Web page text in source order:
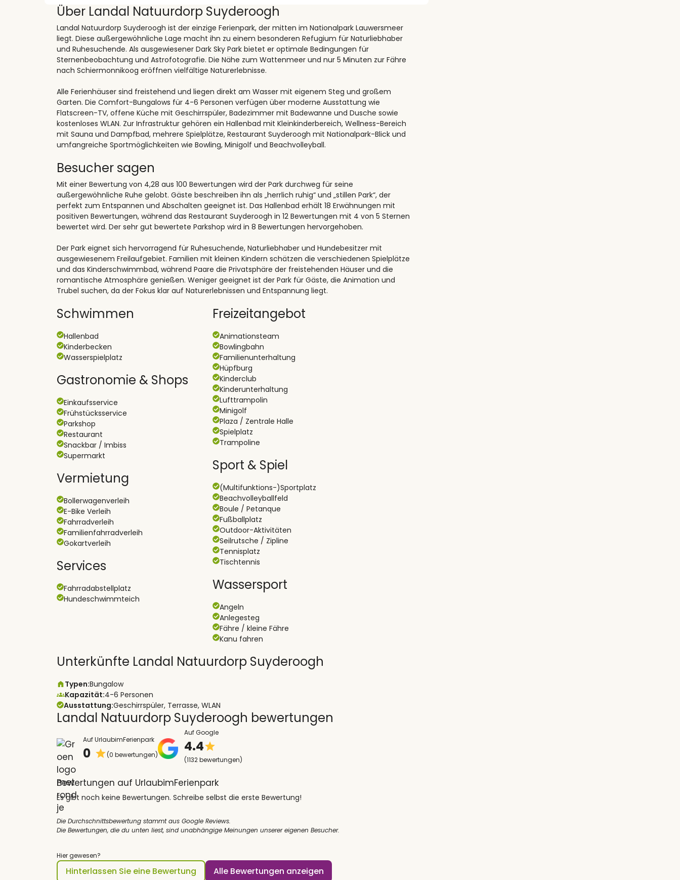
Über Landal Natuurdorp Suyderoogh
Landal Natuurdorp Suyderoogh ist der einzige Ferienpark, der mitten im Nationalpark Lauwersmeer
liegt. Diese außergewöhnliche Lage macht ihn zu einem besonderen Refugium für Naturliebhaber
und Ruhesuchende. Als ausgewiesener Dark Sky Park bietet er optimale Bedingungen für
Sternenbeobachtung und Astrofotografie. Die Nähe zum Wattenmeer und nur 5 Minuten zur Fähre
nach Schiermonnikoog eröffnen vielfältige Naturerlebnisse.
Alle Ferienhäuser sind freistehend und liegen direkt am Wasser mit eigenem Steg und großem
Garten. Die Comfort-Bungalows für 4-6 Personen verfügen über moderne Ausstattung wie
Flatscreen-TV, offene Küche mit Geschirrspüler, Badezimmer mit Badewanne und Dusche sowie
kostenloses WLAN. Zur Infrastruktur gehören ein Hallenbad mit Kleinkinderbereich, Wellness-Bereich
mit Sauna und Dampfbad, mehrere Spielplätze, Restaurant Suyderoogh mit Nationalpark-Blick und
umfangreiche Sportmöglichkeiten wie Bowling, Minigolf und Beachvolleyball.
Besucher sagen
Mit einer Bewertung von 4,28 aus 100 Bewertungen wird der Park durchweg für seine
außergewöhnliche Ruhe gelobt. Gäste beschreiben ihn als „herrlich ruhig“ und „stillen Park“, der
perfekt zum Entspannen und Abschalten geeignet ist. Das Hallenbad erhält 18 Erwähnungen mit
positiven Bewertungen, während das Restaurant Suyderoogh in 12 Bewertungen mit 4 von 5 Sternen
bewertet wird. Der sehr gut bewertete Parkshop wird in 8 Bewertungen hervorgehoben.
Der Park eignet sich hervorragend für Ruhesuchende, Naturliebhaber und Hundebesitzer mit
ausgewiesenem Freilaufgebiet. Familien mit kleinen Kindern schätzen die verschiedenen Spielplätze
und das Kinderschwimmbad, während Paare die Privatsphäre der freistehenden Häuser und die
romantische Atmosphäre genießen. Weniger geeignet ist der Park für Gäste, die Animation und
Trubel suchen, da der Fokus klar auf Naturerlebnissen und Entspannung liegt.
Schwimmen
Hallenbad
Kinderbecken
Wasserspielplatz
Gastronomie & Shops
Einkaufsservice
Frühstücksservice
Parkshop
Restaurant
Snackbar / Imbiss
Supermarkt
Vermietung
Bollerwagenverleih
E-Bike Verleih
Fahrradverleih
Familienfahrradverleih
Gokartverleih
Services
Fahrradabstellplatz
Hundeschwimmteich
Freizeitangebot
Animationsteam
Bowlingbahn
Familienunterhaltung
Hüpfburg
Kinderclub
Kinderunterhaltung
Lufttrampolin
Minigolf
Plaza / Zentrale Halle
Spielplatz
Trampoline
Sport & Spiel
(Multifunktions-)Sportplatz
Beachvolleyballfeld
Boule / Petanque
Fußballplatz
Outdoor-Aktivitäten
Seilrutsche / Zipline
Tennisplatz
Tischtennis
Wassersport
Angeln
Anlegesteg
Fähre / kleine Fähre
Kanu fahren
Unterkünfte Landal Natuurdorp Suyderoogh
Typen:Bungalow
Kapazität:4-6 Personen
Ausstattung:Geschirrspüler, Terrasse, WLAN
Landal Natuurdorp Suyderoogh bewertungen
Auf UrlaubimFerienpark
0 (0 bewertungen)
Auf Google
4.4
(1132 bewertungen)
Bewertungen auf UrlaubimFerienpark
Es gibt noch keine Bewertungen. Schreibe selbst die erste Bewertung!
Die Durchschnittsbewertung stammt aus Google Reviews.
Die Bewertungen, die du unten liest, sind unabhängige Meinungen unserer eigenen Besucher.
Hier gewesen?
Hinterlassen Sie eine Bewertung Alle Bewertungen anzeigen